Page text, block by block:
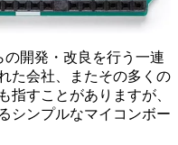
の開発・改良を行う一連
た会社、またその多くの
指すことがありますが、
シンプルなマイコンボー